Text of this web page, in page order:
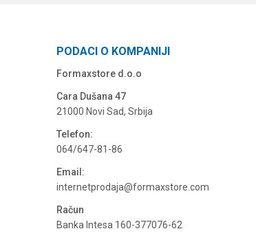
PODACI O KOMPANIJI
Formaxstore d.o.o
Cara Dušana 47
21000 Novi Sad, Srbija
Telefon:
064/647-81-86
Email:
internetprodaja@formaxstore.com
Račun
Banka Intesa 160-377076-62